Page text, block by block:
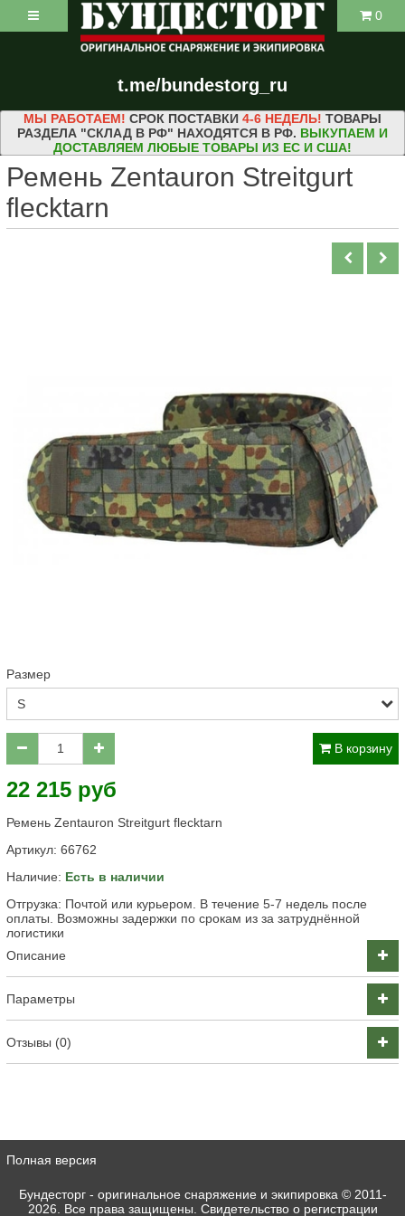
t.me/bundestorg_ru
0
МЫ РАБОТАЕМ! СРОК ПОСТАВКИ 4-6 НЕДЕЛЬ! ТОВАРЫ
РАЗДЕЛА "СКЛАД В РФ" НАХОДЯТСЯ В РФ. ВЫКУПАЕМ И
ДОСТАВЛЯЕМ ЛЮБЫЕ ТОВАРЫ ИЗ ЕС И США!
Ремень Zentauron Streitgurt
flecktarn
Размер
В корзину
22 215 руб
Ремень Zentauron Streitgurt flecktarn
Артикул: 66762
Наличие: Есть в наличии
Отгрузка: Почтой или курьером. В течение 5-7 недель после
оплаты. Возможны задержки по срокам из за затруднённой
логистики
Описание
Параметры
Отзывы (0)
Полная версия
Бундесторг - оригинальное снаряжение и экипировка © 2011-
2026. Все права защищены. Свидетельство о регистрации